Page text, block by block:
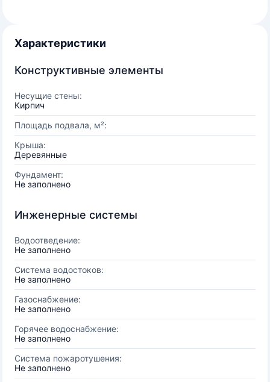
Характеристики
Конструктивные элементы
Несущие стены:
Кирпич
Площадь подвала, м²:
Крыша:
Деревянные
Фундамент:
Не заполнено
Инженерные системы
Водоотведение:
Не заполнено
Система водостоков:
Не заполнено
Газоснабжение:
Не заполнено
Горячее водоснабжение:
Не заполнено
Система пожаротушения:
Не заполнено